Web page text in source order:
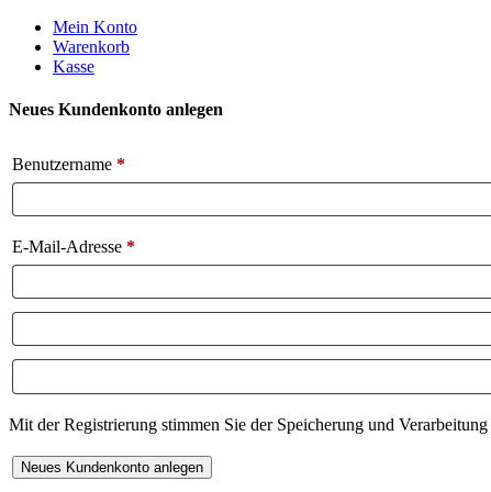
Weiter
zum
Inhalt
Mein Konto
Warenkorb
Kasse
Neues Kundenkonto anlegen
Benutzername *
E-Mail-Adresse *
Mit der Registrierung stimmen Sie der Speicherung und